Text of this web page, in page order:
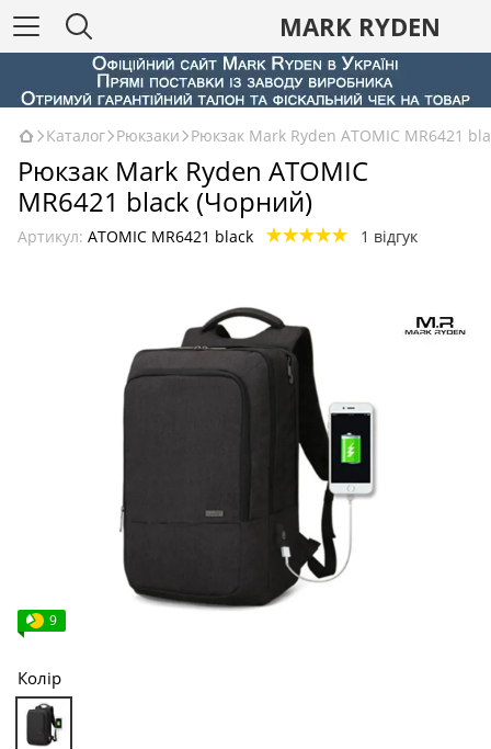
MARK RYDEN
Каталог Рюкзаки Рюкзак Mark Ryden ATOMIC MR6421
Рюкзак Mark Ryden ATOMIC
MR6421 black (Чорний)
Артикул: ATOMIC MR6421 black 1 відгук
9
Колір